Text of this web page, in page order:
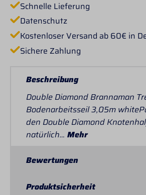
Schnelle Lieferung
Datenschutz
Kostenloser Versand ab 60€ in
Sichere Zahlung
Beschreibung
Double Diamond Brannaman
Bodenarbeitsseil 3,05m
den Double Diamond
natürlich… Mehr
Bewertungen
Produktsicherheit